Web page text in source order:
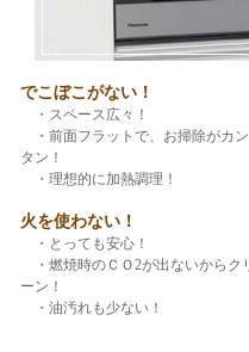
でこぼこがない！
・スペース広々！
・前面フラットで、お掃除がカン
タン！
・理想的に加熱調理！
火を使わない！
・とっても安心！
・燃焼時のＣＯ2が出ないからク
ーン！
・油汚れも少ない！